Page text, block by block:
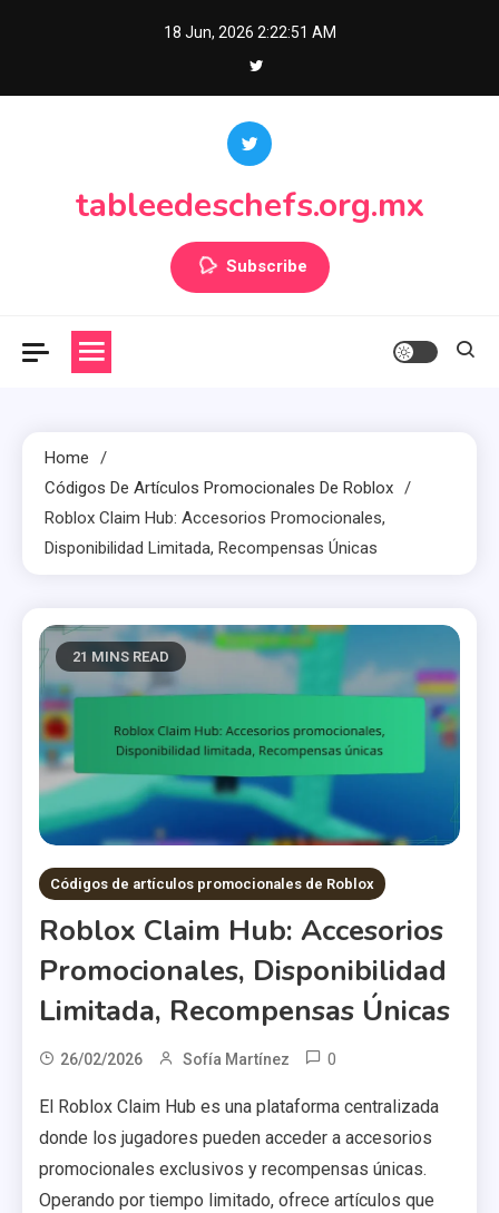
18 Jun, 2026 2:22:52 AM
tableedeschefs.org.mx
Subscribe
Home
Códigos De Artículos Promocionales De Roblox
Roblox Claim Hub: Accesorios Promocionales,
Disponibilidad Limitada, Recompensas Únicas
21 MINS READ
Códigos de artículos promocionales de Roblox
Roblox Claim Hub: Accesorios
Promocionales, Disponibilidad
Limitada, Recompensas Únicas
26/02/2026 Sofía Martínez 0
El Roblox Claim Hub es una plataforma centralizada
donde los jugadores pueden acceder a accesorios
promocionales exclusivos y recompensas únicas.
Operando por tiempo limitado, ofrece artículos que